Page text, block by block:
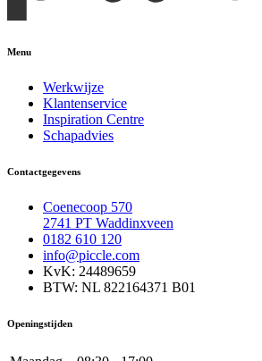
Menu
Werkwijze
Klantenservice
Inspiration Centre
Schapadvies
Contactgegevens
Coenecoop 570
2741 PT Waddinxveen
0182 610 120
info@piccle.com
KvK: 24489659
BTW: NL 822164371 B01
Openingstijden